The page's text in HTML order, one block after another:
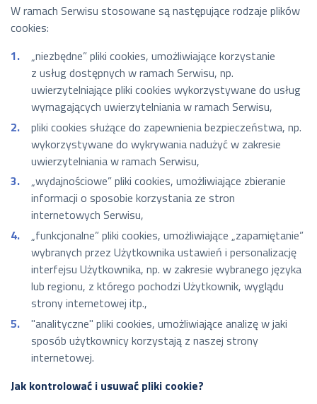
W ramach Serwisu stosowane są następujące rodzaje plików
cookies:
„niezbędne” pliki cookies, umożliwiające korzystanie
z usług dostępnych w ramach Serwisu, np.
uwierzytelniające pliki cookies wykorzystywane do usług
wymagających uwierzytelniania w ramach Serwisu,
pliki cookies służące do zapewnienia bezpieczeństwa, np.
wykorzystywane do wykrywania nadużyć w zakresie
uwierzytelniania w ramach Serwisu,
„wydajnościowe” pliki cookies, umożliwiające zbieranie
informacji o sposobie korzystania ze stron
internetowych Serwisu,
„funkcjonalne” pliki cookies, umożliwiające „zapamiętanie”
wybranych przez Użytkownika ustawień i personalizację
interfejsu Użytkownika, np. w zakresie wybranego języka
lub regionu, z którego pochodzi Użytkownik, wyglądu
strony internetowej itp.,
"analityczne" pliki cookies, umożliwiające analizę w jaki
sposób użytkownicy korzystają z naszej strony
internetowej.
Jak kontrolować i usuwać pliki cookie?